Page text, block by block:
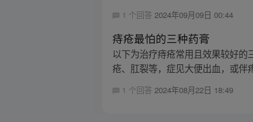
1 个回答 2024年09月09日 00:44
痔疮最怕的三种药膏
以下为治疗痔疮常用且效果较好
疮、肛裂等，症见大便出血，或伴
1 个回答 2024年08月22日 18:49